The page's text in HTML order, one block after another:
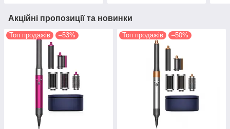
Акційні пропозиції та новинки
Топ продажів –53% Топ продажів –50%